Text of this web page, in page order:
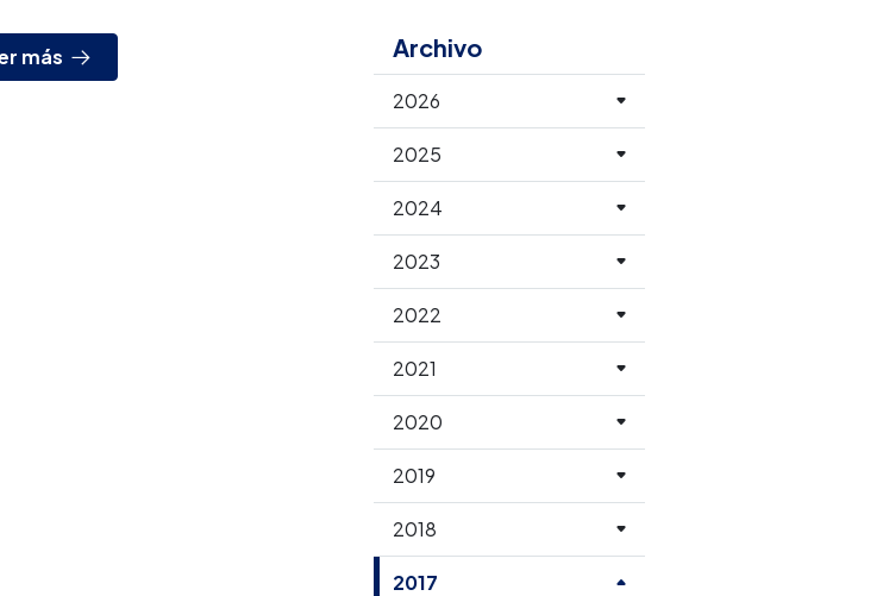
Archivo
2026
2025
2024
2023
2022
2021
2020
2019
2018
2017
más